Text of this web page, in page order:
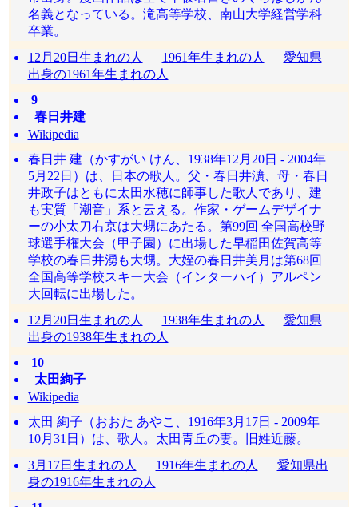
名義となっている。滝高等学校、南山大学経営学科
卒業。
12月20日生まれの人
1961年生まれの人
愛知県
出身の1961年生まれの人
9
春日井建
Wikipedia
春日井 建（かすがい けん、1938年12月20日 - 2004年
5月22日）は、日本の歌人。父・春日井瀇、母・春日
井政子はともに太田水穂に師事した歌人であり、建
も実質「潮音」系と云える。作家・ゲームデザイナ
ーの小太刀右京は大甥にあたる。第99回 全国高校野
球選手権大会（甲子園）に出場した早稲田佐賀高等
学校の春日井湧も大甥。大姪の春日井美月は第68回
全国高等学校スキー大会（インターハイ）アルペン
大回転に出場した。
12月20日生まれの人
1938年生まれの人
愛知県
出身の1938年生まれの人
10
太田絢子
Wikipedia
太田 絢子（おおた あやこ、1916年3月17日 - 2009年
10月31日）は、歌人。太田青丘の妻。旧姓近藤。
3月17日生まれの人
1916年生まれの人
愛知県出
身の1916年生まれの人